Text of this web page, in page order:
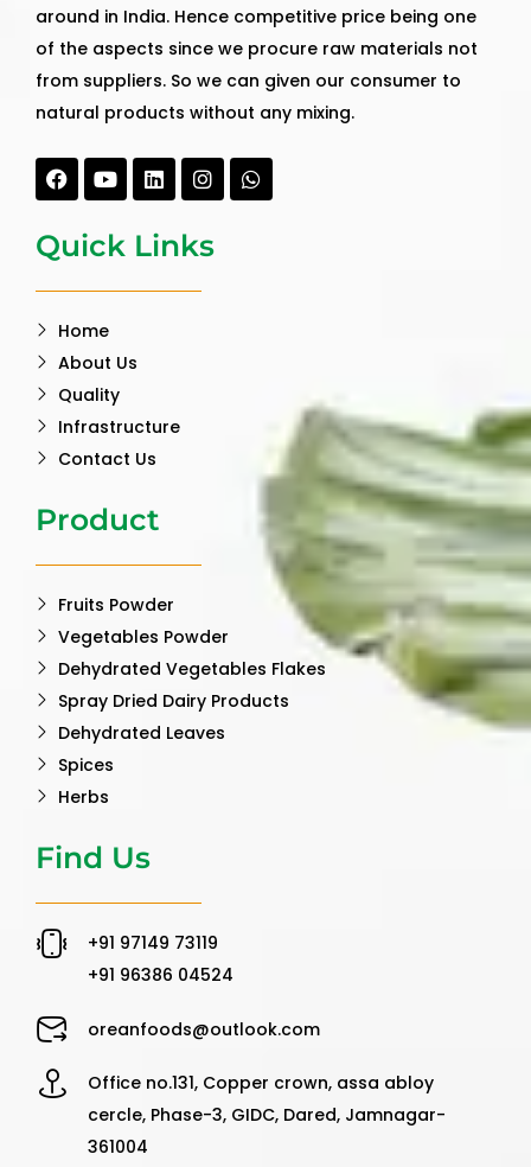
around in India. Hence competitive price being one
of the aspects since we procure raw materials not
from suppliers. So we can given our consumer to
natural products without any mixing.
FacebookYoutubeLinkedinInstagramWhatsapp
Quick Links
Home
About Us
Quality
Infrastructure
Contact Us
Product
Fruits Powder
Vegetables Powder
Dehydrated Vegetables Flakes
Spray Dried Dairy Products
Dehydrated Leaves
Spices
Herbs
Find Us
‪+91 97149 73119 ‬
‪+91 96386 04524‬
oreanfoods@outlook.com
Office no.131, Copper crown, assa abloy
cercle, Phase-3, GIDC, Dared, Jamnagar-
361004